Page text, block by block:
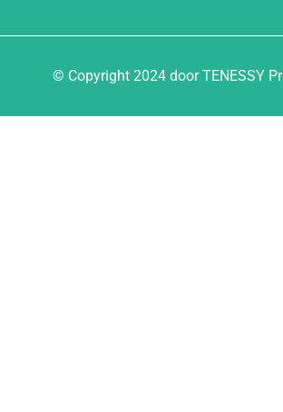
© Copyright 2024 door TENESSY